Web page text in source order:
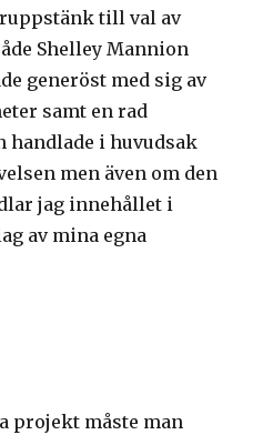
till val av
Shelley Mannion
generöst med sig av
samt en rad
handlade i huvudsak
men även om den
jag innehållet i
av mina egna
projekt måste man